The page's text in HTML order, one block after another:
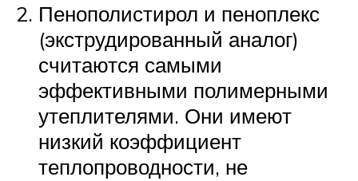
Пенополистирол и пеноплекс
(экструдированный аналог)
считаются самыми
эффективными полимерными
утеплителями. Они имеют
низкий коэффициент
теплопроводности, не